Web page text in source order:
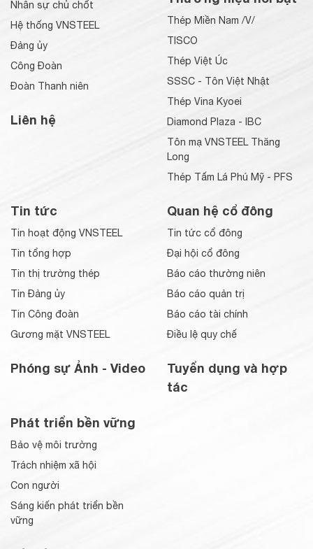
Nhân sự chủ chốt
Hệ thống VNSTEEL
Đảng ủy
Công Đoàn
Đoàn Thanh niên
Liên hệ
Thép Miền Nam /V/
TISCO
Thép Việt Úc
SSSC - Tôn Việt Nhật
Thép Vina Kyoei
Diamond Plaza - IBC
Tôn mạ VNSTEEL Thăng
Long
Thép Tấm Lá Phú Mỹ - PFS
Tin tức
Tin hoạt động VNSTEEL
Tin tổng hợp
Tin thị trường thép
Tin Đảng ủy
Tin Công đoàn
Gương mặt VNSTEEL
Phóng sự Ảnh - Video
Quan hệ cổ đông
Tin tức cổ đông
Đại hội cổ đông
Báo cáo thường niên
Báo cáo quản trị
Báo cáo tài chính
Điều lệ quy chế
Tuyển dụng và hợp
tác
Phát triển bền vững
Bảo vệ môi trường
Trách nhiệm xã hội
Con người
Sáng kiến phát triển bền
vững